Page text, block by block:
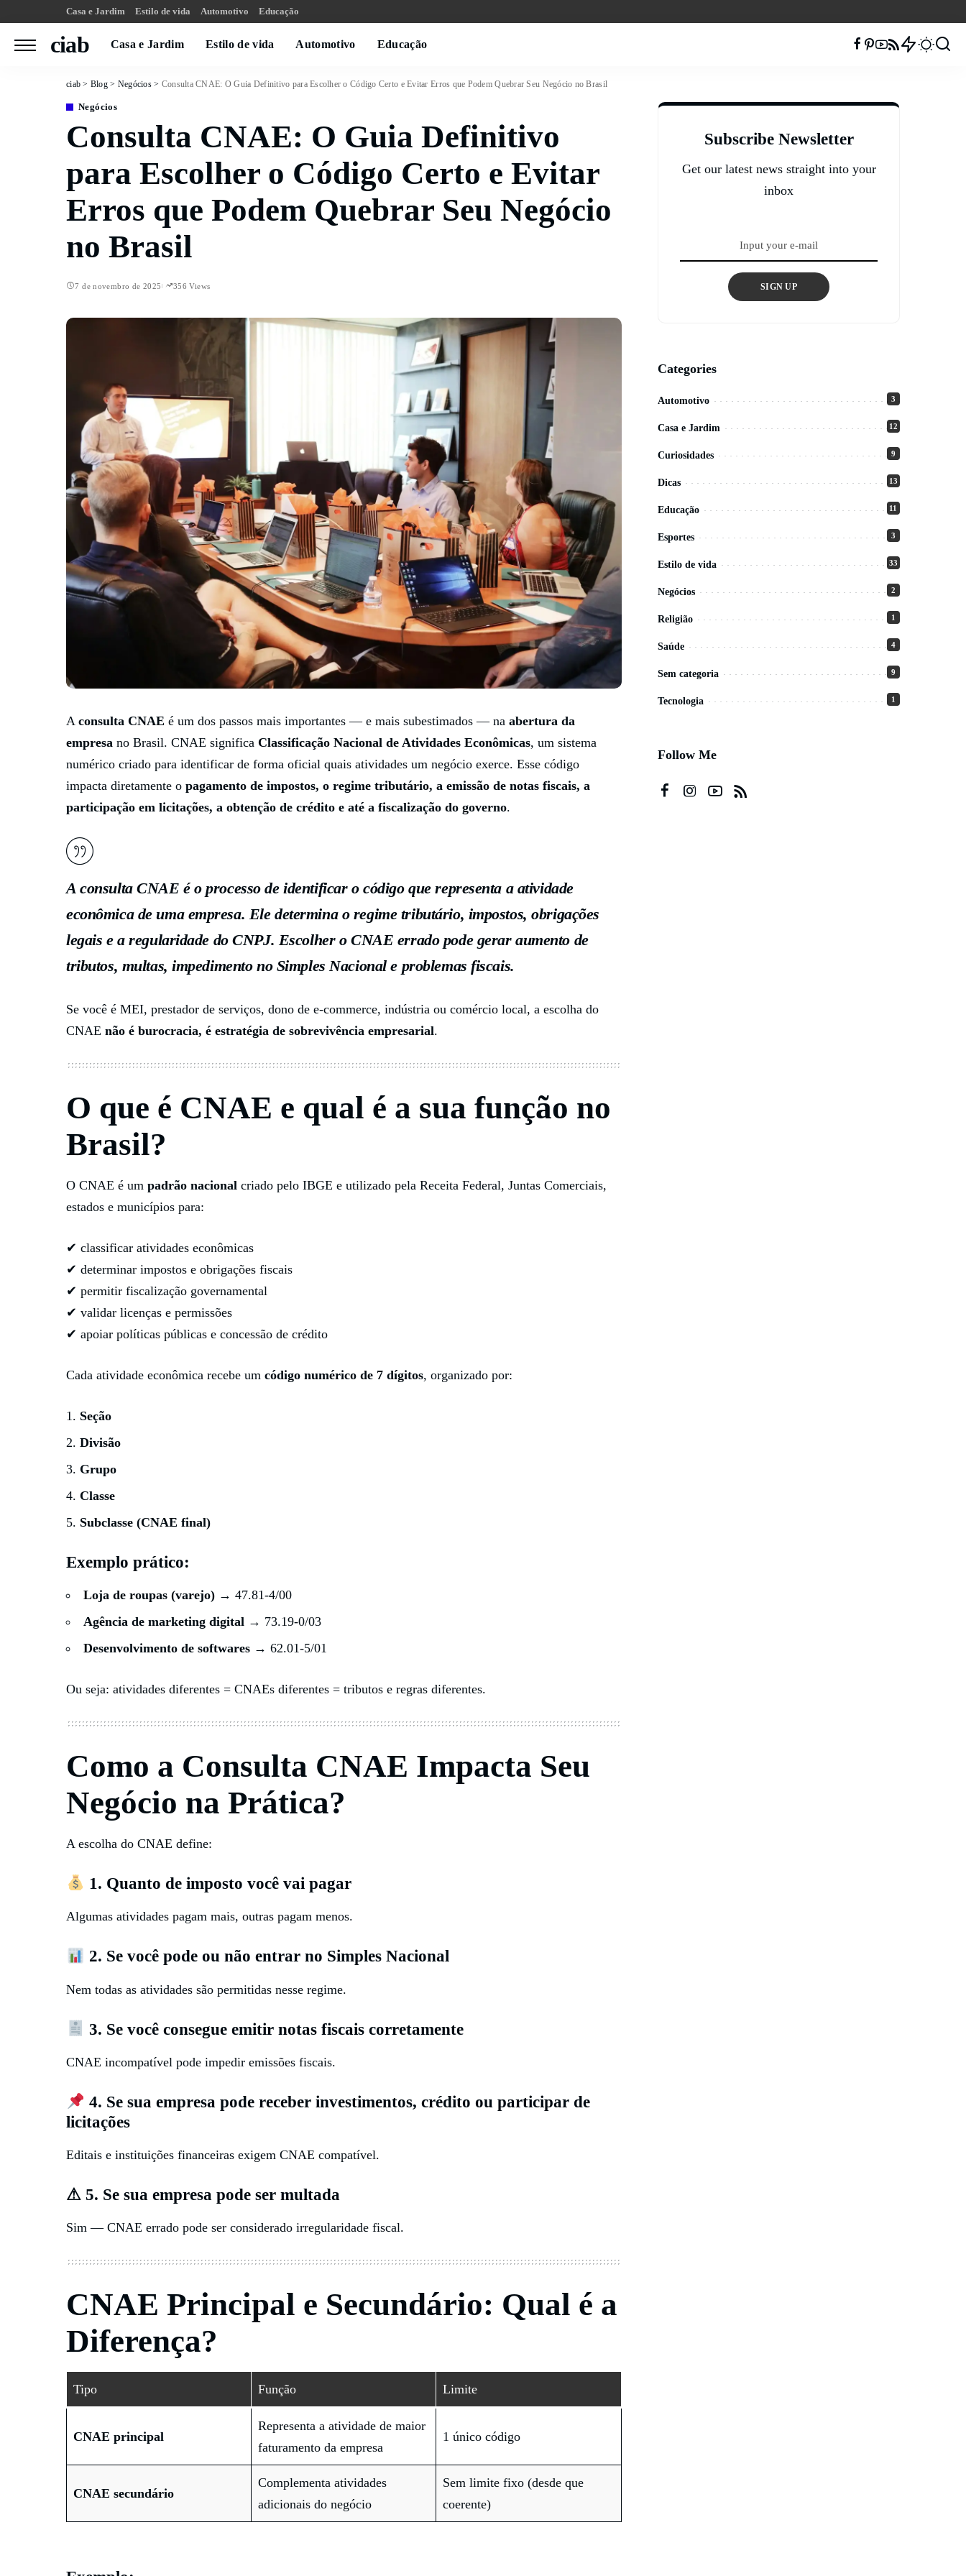
Casa e Jardim Estilo de vida Automotivo Educação
ciab Casa e Jardim Estilo de vida Automotivo Educação
ciab > Blog > Negócios> Consulta CNAE: O Guia Definitivo para Escolher o Código Certo e Evitar Erros que Podem Quebrar Seu Negócio no Brasil
Negócios
Consulta CNAE: O Guia Definitivo
para Escolher o Código Certo e Evitar
Erros que Podem Quebrar Seu Negócio
no Brasil
7 de novembro de 2025 356 Views
A consulta CNAE é um dos passos mais importantes — e mais subestimados — na abertura da
empresa no Brasil. CNAE significa Classificação Nacional de Atividades Econômicas, um sistema
numérico criado para identificar de forma oficial quais atividades um negócio exerce. Esse código
impacta diretamente o pagamento de impostos, o regime tributário, a emissão de notas fiscais, a
participação em licitações, a obtenção de crédito e até a fiscalização do governo.
A consulta CNAE é o processo de identificar o código que representa a atividade
econômica de uma empresa. Ele determina o regime tributário, impostos, obrigações
legais e a regularidade do CNPJ. Escolher o CNAE errado pode gerar aumento de
tributos, multas, impedimento no Simples Nacional e problemas fiscais.
Se você é MEI, prestador de serviços, dono de e-commerce, indústria ou comércio local, a escolha do
CNAE não é burocracia, é estratégia de sobrevivência empresarial.
O que é CNAE e qual é a sua função no
Brasil?
O CNAE é um padrão nacional criado pelo IBGE e utilizado pela Receita Federal, Juntas Comerciais,
estados e municípios para:
✔ classificar atividades econômicas
✔ determinar impostos e obrigações fiscais
✔ permitir fiscalização governamental
✔ validar licenças e permissões
✔ apoiar políticas públicas e concessão de crédito
Cada atividade econômica recebe um código numérico de 7 dígitos, organizado por:
Seção
Divisão
Grupo
Classe
Subclasse (CNAE final)
Exemplo prático:
Loja de roupas (varejo) → 47.81-4/00
Agência de marketing digital → 73.19-0/03
Desenvolvimento de softwares → 62.01-5/01
Ou seja: atividades diferentes = CNAEs diferentes = tributos e regras diferentes.
Como a Consulta CNAE Impacta Seu
Negócio na Prática?
A escolha do CNAE define:
1. Quanto de imposto você vai pagar
Algumas atividades pagam mais, outras pagam menos.
2. Se você pode ou não entrar no Simples Nacional
Nem todas as atividades são permitidas nesse regime.
3. Se você consegue emitir notas fiscais corretamente
CNAE incompatível pode impedir emissões fiscais.
4. Se sua empresa pode receber investimentos, crédito ou participar de
licitações
Editais e instituições financeiras exigem CNAE compatível.
⚠ 5. Se sua empresa pode ser multada
Sim — CNAE errado pode ser considerado irregularidade fiscal.
CNAE Principal e Secundário: Qual é a
Diferença?
Tipo Função Limite
CNAE principal
Representa a atividade de maior
faturamento da empresa
1 único código
CNAE secundário
Complementa atividades
adicionais do negócio
Sem limite fixo (desde que
coerente)
Subscribe Newsletter
Get our latest news straight into your
inbox
SIGN UP
Categories
Automotivo 3
Casa e Jardim 12
Curiosidades 9
Dicas 13
Educação 11
Esportes 3
Estilo de vida 33
Negócios 2
Religião 1
Saúde 4
Sem categoria 9
Tecnologia 1
Follow Me